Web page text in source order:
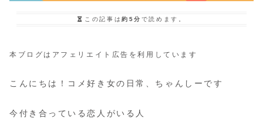
この記事は約5分 で読めます。
本ブログはアフェリエイト広告を利用しています
こんにちは！コメ好き女の日常、ちゃんしーです
今付き合っている恋人がいる人